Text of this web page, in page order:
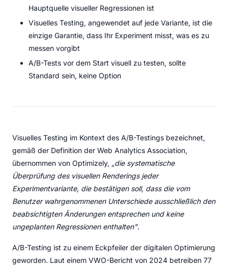
Hauptquelle visueller Regressionen ist
Visuelles Testing, angewendet auf jede Variante, ist die
einzige Garantie, dass Ihr Experiment misst, was es zu
messen vorgibt
A/B-Tests vor dem Start visuell zu testen, sollte
Standard sein, keine Option
Visuelles Testing im Kontext des A/B-Testings bezeichnet,
gemäß der Definition der Web Analytics Association,
übernommen von Optimizely, „die systematische
Überprüfung des visuellen Renderings jeder
Experimentvariante, die bestätigen soll, dass die vom
Benutzer wahrgenommenen Unterschiede ausschließlich den
beabsichtigten Änderungen entsprechen und keine
ungeplanten Regressionen enthalten".
A/B-Testing ist zu einem Eckpfeiler der digitalen Optimierung
geworden. Laut einem VWO-Bericht von 2024 betreiben 77